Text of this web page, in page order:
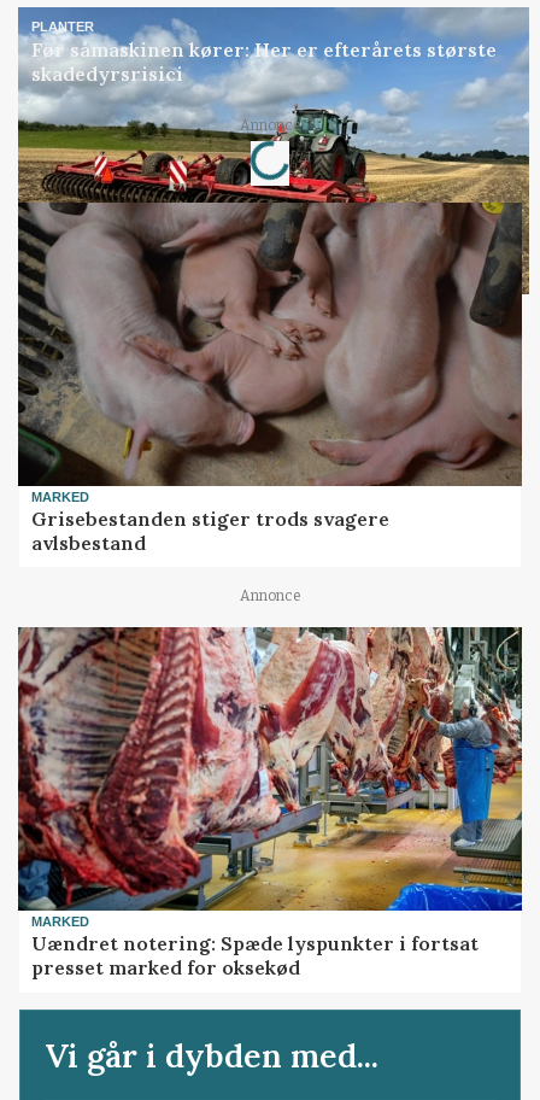
PLANTER
Før såmaskinen kører: Her er efterårets største
skadedyrsrisici
Annonce
Loading...
MARKED
Grisebestanden stiger trods svagere
avlsbestand
Annonce
MARKED
Uændret notering: Spæde lyspunkter i fortsat
presset marked for oksekød
Vi går i dybden med...